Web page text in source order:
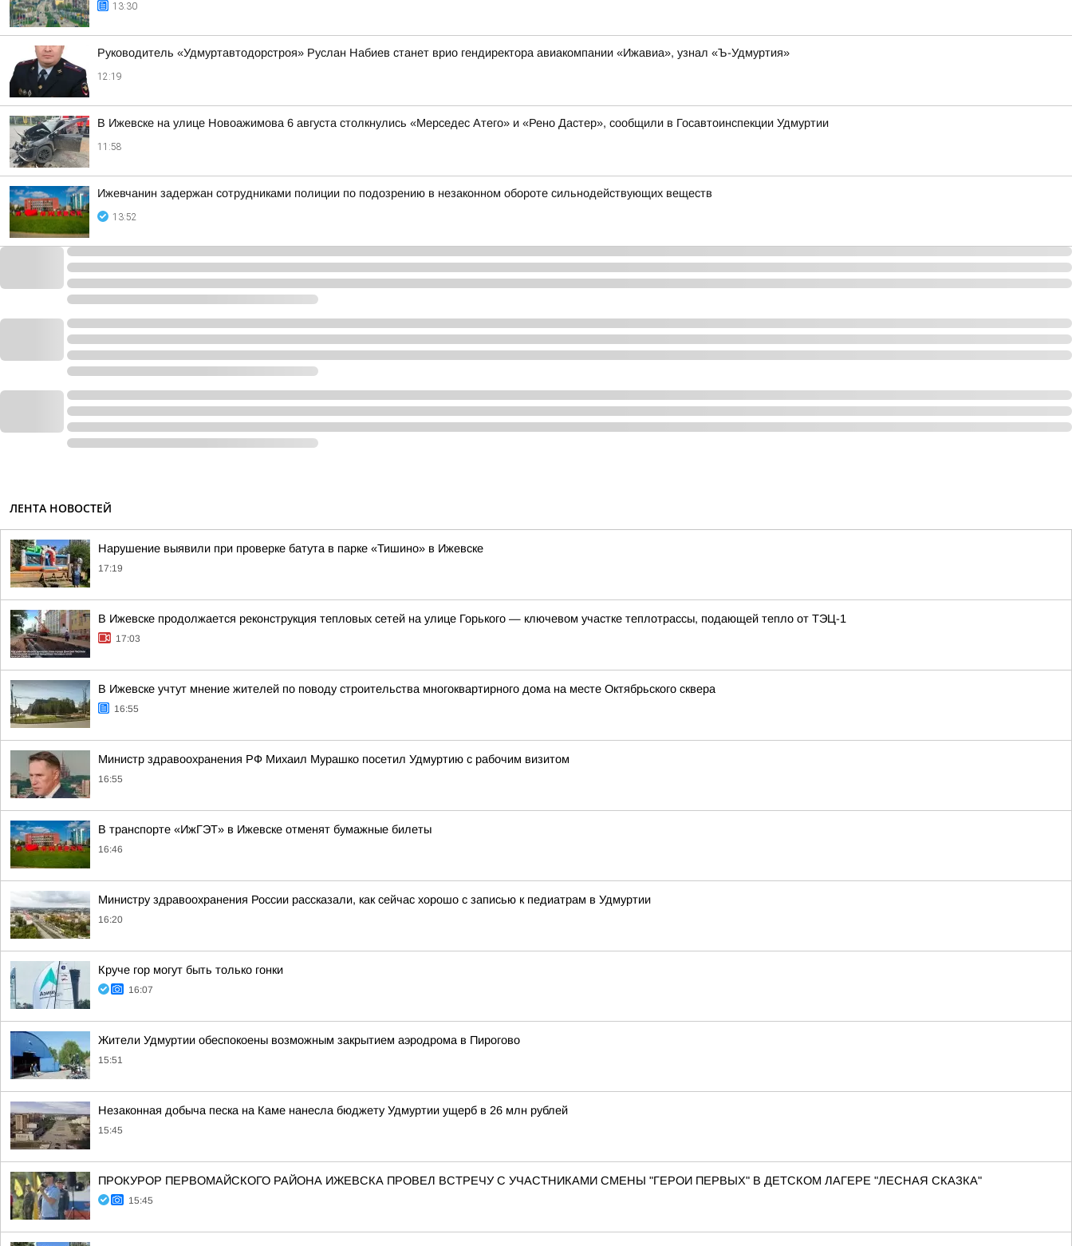
13:30
Руководитель «Удмуртавтодорстроя» Руслан Набиев станет врио гендиректора авиакомпании «Ижавиа», узнал «Ъ-Удмуртия»
12:19
В Ижевске на улице Новоажимова 6 августа столкнулись «Мерседес Атего» и «Рено Дастер», сообщили в Госавтоинспекции Удмуртии
11:58
Ижевчанин задержан сотрудниками полиции по подозрению в незаконном обороте сильнодействующих веществ
13:52
ЛЕНТА НОВОСТЕЙ
Нарушение выявили при проверке батута в парке «Тишино» в Ижевске
17:19
В Ижевске продолжается реконструкция тепловых сетей на улице Горького — ключевом участке теплотрассы, подающей тепло от ТЭЦ-1
17:03
В Ижевске учтут мнение жителей по поводу строительства многоквартирного дома на месте Октябрьского сквера
16:55
Министр здравоохранения РФ Михаил Мурашко посетил Удмуртию с рабочим визитом
16:55
В транспорте «ИжГЭТ» в Ижевске отменят бумажные билеты
16:46
Министру здравоохранения России рассказали, как сейчас хорошо с записью к педиатрам в Удмуртии
16:20
Круче гор могут быть только гонки
16:07
Жители Удмуртии обеспокоены возможным закрытием аэродрома в Пирогово
15:51
Незаконная добыча песка на Каме нанесла бюджету Удмуртии ущерб в 26 млн рублей
15:45
ПРОКУРОР ПЕРВОМАЙСКОГО РАЙОНА ИЖЕВСКА ПРОВЕЛ ВСТРЕЧУ С УЧАСТНИКАМИ СМЕНЫ "ГЕРОИ ПЕРВЫХ" В ДЕТСКОМ ЛАГЕРЕ "ЛЕСНАЯ СКАЗКА"
15:45